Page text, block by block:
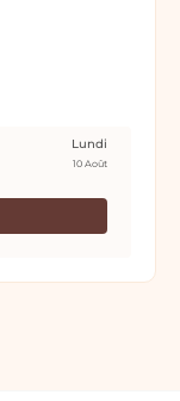
Lundi
10 Août